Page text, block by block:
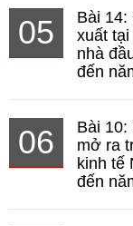
05
Bài 14:
xuất
nhà
đến
06
Bài 10:
mở ra
kinh tế
đến